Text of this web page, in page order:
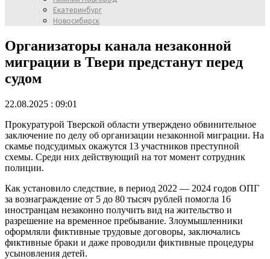
Екатеринбург
Новосибирск
Организаторы канала незаконной
миграции в Твери предстанут перед
судом
22.08.2025 : 09:01
Прокуратурой Тверской области утверждено обвинительное
заключение по делу об организации незаконной миграции. На
скамье подсудимых окажутся 13 участников преступной
схемы. Среди них действующий на тот момент сотрудник
полиции.
Как установило следствие, в период 2022 — 2024 годов ОПГ
за вознаграждение от 5 до 80 тысяч рублей помогла 16
иностранцам незаконно получить вид на жительство и
разрешение на временное пребывание. Злоумышленники
оформляли фиктивные трудовые договоры, заключались
фиктивные браки и даже проводили фиктивные процедуры
усыновления детей.